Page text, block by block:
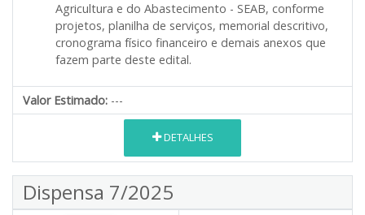
Agricultura e do Abastecimento - SEAB, conforme
projetos, planilha de serviços, memorial descritivo,
cronograma físico financeiro e demais anexos que
fazem parte deste edital.
Valor Estimado: ---
DETALHES
Dispensa 7/2025